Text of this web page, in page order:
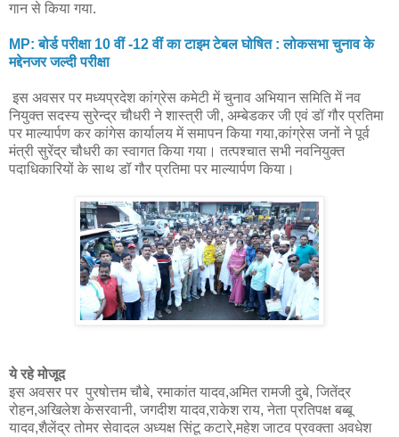
गान से किया गया.
MP: बोर्ड परीक्षा 10 वीं -12 वीं का टाइम टेबल घोषित : लोकसभा चुनाव के
मद्देनजर जल्दी परीक्षा
इस अवसर पर मध्यप्रदेश कांग्रेस कमेटी में चुनाव अभियान समिति में नव
नियुक्त सदस्य सुरेन्द्र चौधरी ने शास्त्री जी, अम्बेडकर जी एवं डॉ गौर प्रतिमा
पर माल्यार्पण कर कांगेस कार्यालय में समापन किया गया,कांग्रेस जनों ने पूर्व
मंत्री सुरेंद्र चौधरी का स्वागत किया गया। तत्पश्चात सभी नवनियुक्त
पदाधिकारियों के साथ डॉ गौर प्रतिमा पर माल्यार्पण किया।
ये रहे मोजूद
इस अवसर पर पुरषोत्तम चौबे, रमाकांत यादव,अमित रामजी दुबे, जितेंद्र
रोहन,अखिलेश केसरवानी, जगदीश यादव,राकेश राय, नेता प्रतिपक्ष बब्बू
यादव,शैलेंद्र तोमर सेवादल अध्यक्ष सिंटू कटारे,महेश जाटव प्रवक्ता अवधेश